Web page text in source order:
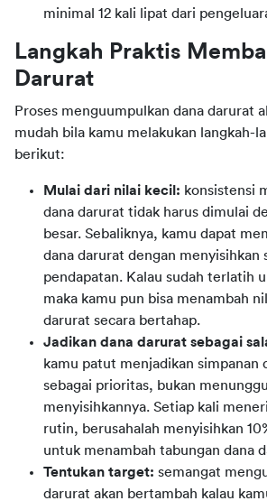
minimal 12 kali lipat dari
Langkah Praktis
Darurat
Proses menguumpulkan dana darurat
mudah bila kamu melakukan langkah-
berikut:
Mulai dari nilai kecil: konsistensi
dana darurat tidak harus dimulai
besar. Sebaliknya, kamu dapat
dana darurat dengan menyisihkan
pendapatan. Kalau sudah terlatih
maka kamu pun bisa menambah
darurat secara bertahap.
Jadikan dana darurat sebagai
kamu patut menjadikan simpanan
sebagai prioritas, bukan
menyisihkannya. Setiap kali
rutin, berusahalah menyisihkan
untuk menambah tabungan dana
Tentukan target: semangat
darurat akan bertambah kalau